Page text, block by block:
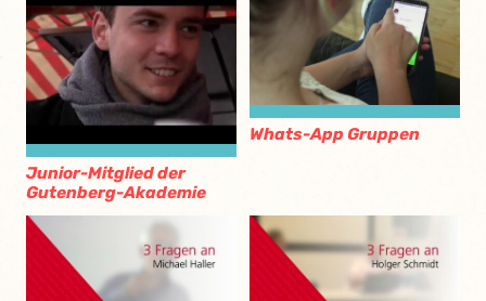
Junior-Mitglied der
Gutenberg-Akademie
Whats-App Gruppen